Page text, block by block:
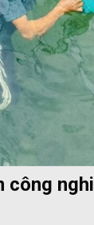
công